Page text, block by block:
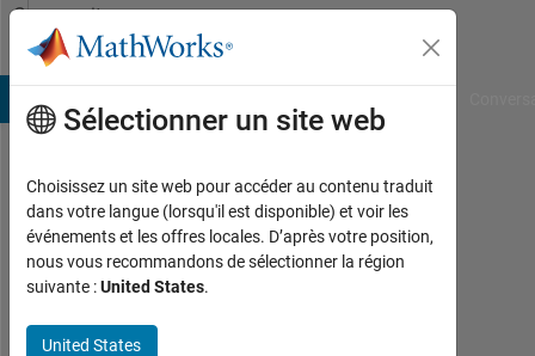
Passer au contenu
Community
Profile
Justin
Burzachiello
Last
environ
Sélectionner un site web
Choisissez un site web pour accéder au contenu traduit
dans votre langue (lorsqu'il est disponible) et voir les
événements et les offres locales. D’après votre position,
nous vous recommandons de sélectionner la région
suivante :United States.
United States